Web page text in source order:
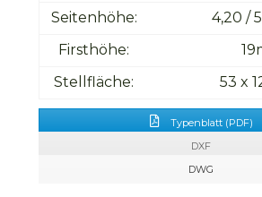
Seitenhöhe:
4,20 /
Firsthöhe:
Stellfläche:
53 x
Typenblatt (PDF)
DXF
DWG